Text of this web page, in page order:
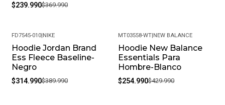
$239.990$369.990
-19%
FD7545-010|NIKE
Hoodie Jordan Brand
Ess Fleece Baseline-
Negro
$314.990$389.990
-41%
MT03558-WT|NEW BALANCE
Hoodie New Balance
Essentials Para
Hombre-Blanco
$254.990$429.990